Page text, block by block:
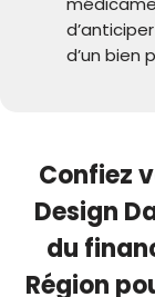
d’un bien
Confiez
Design
du
Région